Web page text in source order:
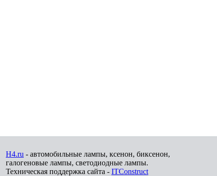
H4.ru - автомобильные лампы, ксенон, биксенон,
галогеновые лампы, светодиодные лампы.
Техническая поддержка сайта - ITConstruct